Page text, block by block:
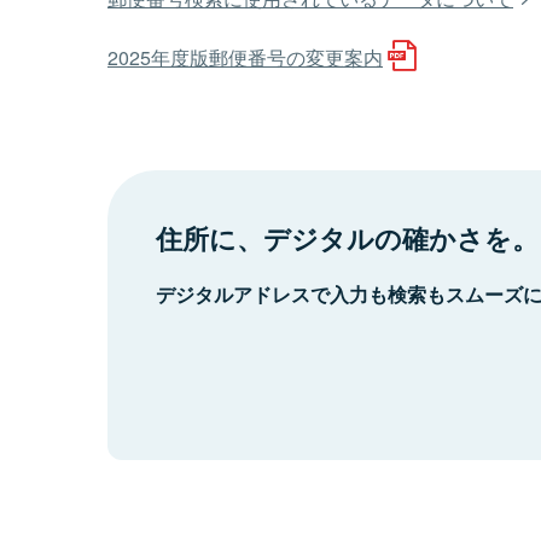
2025年度版郵便番号の変更案内
住所に、デジタルの確かさを。
デジタルアドレスで入力も検索もスムーズ